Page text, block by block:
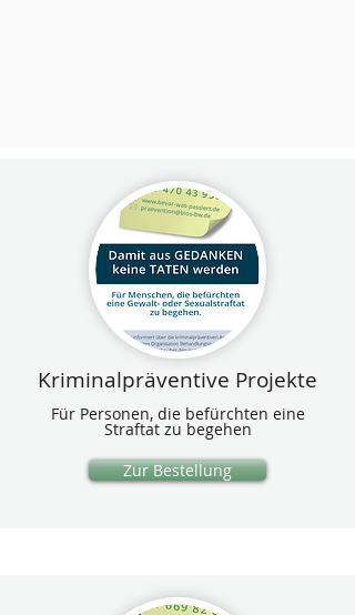
Kriminalpräventive Projekte
Für Personen, die befürchten eine
Straftat zu begehen
Zur Bestellung